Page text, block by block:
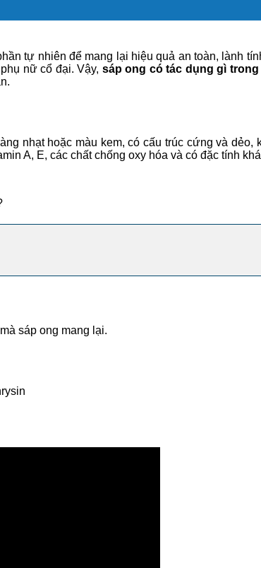
tự nhiên để mang lại hiệu quả an toàn, lành
nữ cổ đại. Vậy, sáp ong có tác dụng gì
nhạt hoặc màu kem, có cấu trúc cứng và dẻo,
A, E, các chất chống oxy hóa và có đặc tính
sáp ong mang lại.